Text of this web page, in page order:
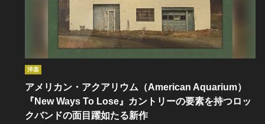
洋楽
アメリカン・アクアリウム（American Aquarium）
『New Ways To Lose』カントリーの要素を持つロッ
クバンドの面目躍如たる新作